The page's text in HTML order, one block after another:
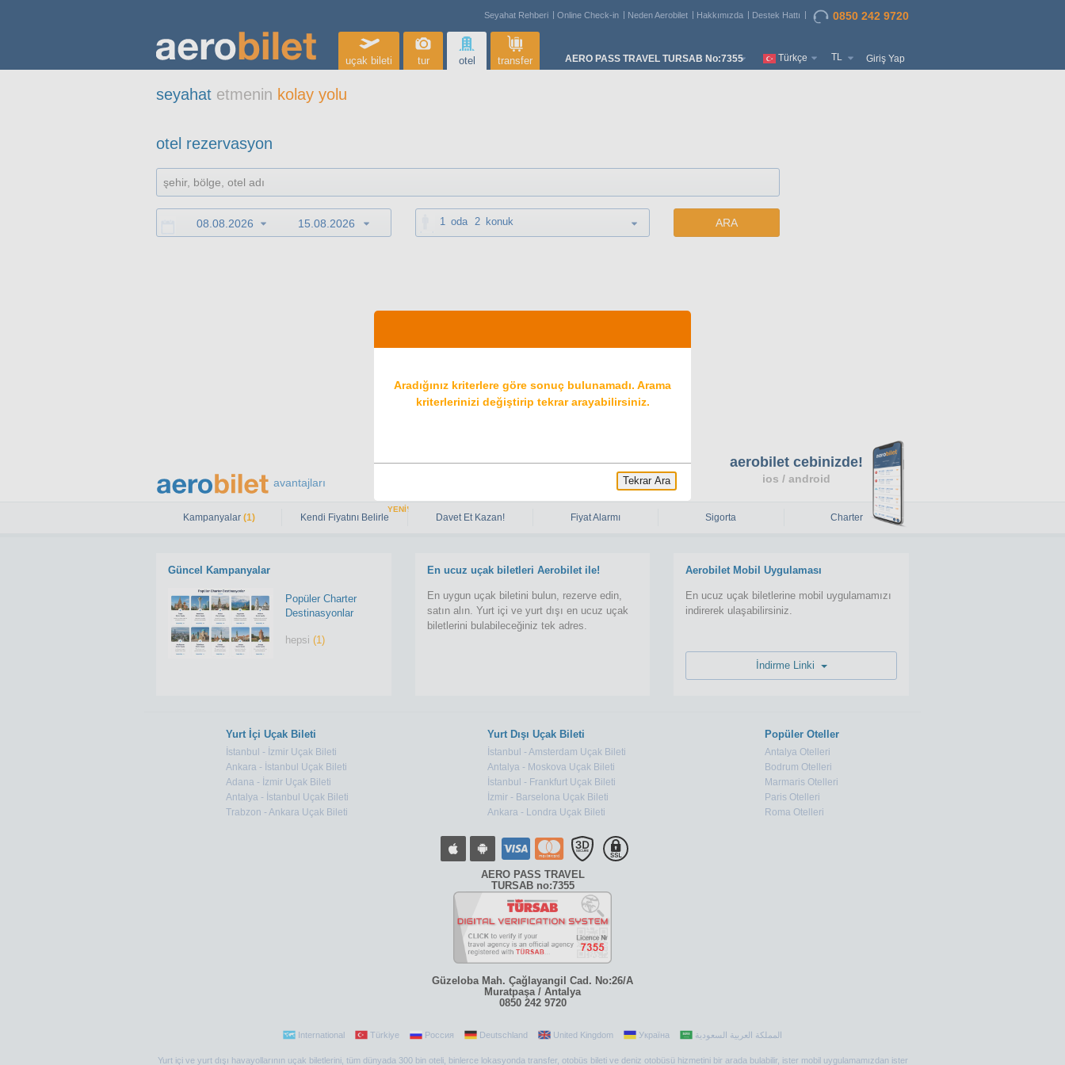
Seyahat Rehberi Online Check-in Neden Aerobilet Hakkımızda Destek Hattı 0850 242 9720
uçak bileti tur otel transfer AERO PASS TRAVEL TURSAB No:7355 Türkçe TL Giriş Yap
seyahat etmenin kolay yolu
otel rezervasyon
1 oda 2 konuk ARA
avantajları
Kampanyalar (1) Kendi Fiyatını Belirle
YENİ!
Davet Et Kazan! Fiyat Alarmı Sigorta Charter
Güncel Kampanyalar
Popüler Charter
Destinasyonlar
hepsi(1)
En ucuz uçak biletleri Aerobilet ile!
En uygun uçak biletini bulun, rezerve edin,
satın alın. Yurt içi ve yurt dışı en ucuz uçak
biletlerini bulabileceğiniz tek adres.
aerobilet cebinizde!
ios / android
Aerobilet Mobil Uygulaması
En ucuz uçak biletlerine mobil uygulamamızı
indirerek ulaşabilirsiniz.
Yurt İçi Uçak Bileti
İstanbul - İzmir Uçak Bileti
Ankara - İstanbul Uçak Bileti
Adana - İzmir Uçak Bileti
Antalya - İstanbul Uçak Bileti
Trabzon - Ankara Uçak Bileti
Yurt Dışı Uçak Bileti
İstanbul - Amsterdam Uçak Bileti
Antalya - Moskova Uçak Bileti
İstanbul - Frankfurt Uçak Bileti
İzmir - Barselona Uçak Bileti
Ankara - Londra Uçak Bileti
Popüler Oteller
Antalya Otelleri
Bodrum Otelleri
Marmaris Otelleri
Paris Otelleri
Roma Otelleri
AERO PASS TRAVEL
TURSAB no:7355
Güzeloba Mah. Çağlayangil Cad. No:26/A
Muratpaşa / Antalya
0850 242 9720
International Türkiye Россия Deutschland United Kingdom Україна
Yurt içi ve yurt dışı havayollarının uçak biletlerini, tüm dünyada 300 bin oteli, binlerce lokasyonda transfer, otobüs bileti ve deniz otobüsü hizmetini bir arada bulabilir, ister mobil uygulamamızdan ister
Aradığınız kriterlere göre sonuç bulunamadı. Arama
kriterlerinizi değiştirip tekrar arayabilirsiniz.
Tekrar Ara